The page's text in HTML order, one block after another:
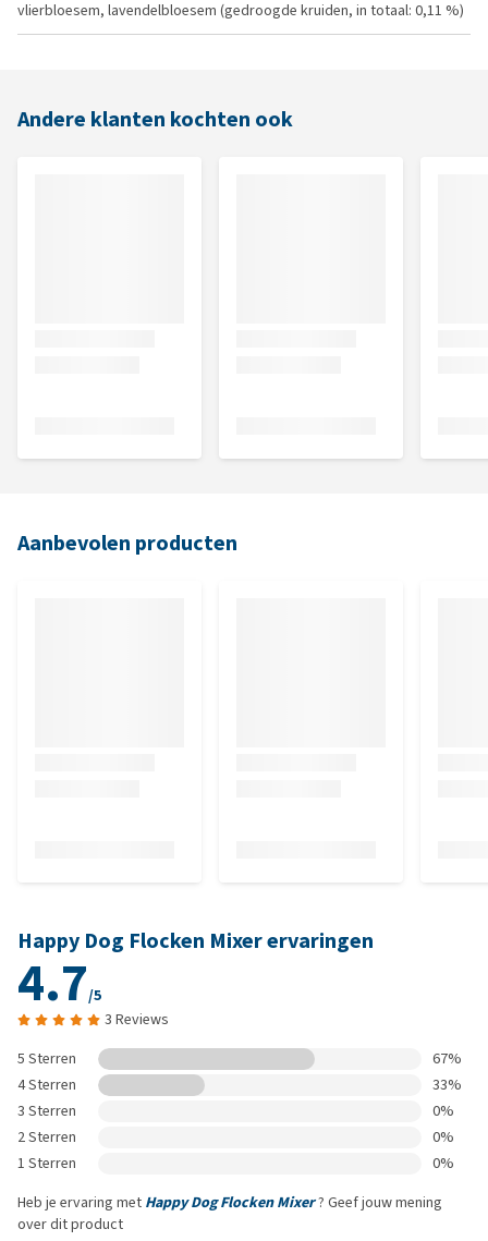
vlierbloesem, lavendelbloesem (gedroogde kruiden, in totaal: 0,11 %)
Andere klanten kochten ook
Aanbevolen producten
Happy Dog Flocken Mixer ervaringen
4.7/5
3 Reviews
5 Sterren
67%
4 Sterren
33%
3 Sterren
0%
2 Sterren
0%
1 Sterren
0%
Heb je ervaring met Happy Dog Flocken Mixer? Geef jouw mening
over dit product